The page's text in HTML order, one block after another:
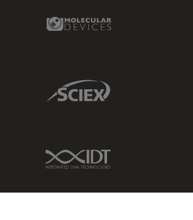
Molecular Devices Link
Sciex Link
IDT Link